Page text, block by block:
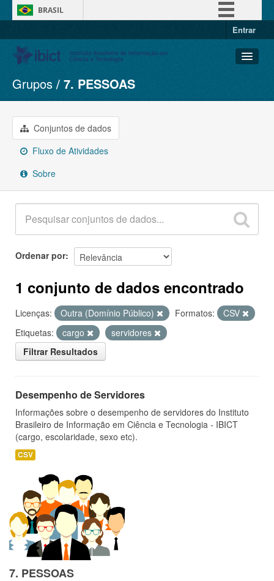
BRASIL
Entrar
Conjuntos de dados
Organizações
Grupos
Sobre
Grupos 7. PESSOAS
Conjuntos de dados
Fluxo de Atividades
Sobre
Ordenar por
1 conjunto de dados encontrado
Licenças: Outra (Domínio Público) Formatos:
CSV
Etiquetas:
cargo
servidores
Filtrar Resultados
Desempenho de Servidores
Informações sobre o desempenho de servidores do Instituto
Brasileiro de Informação em Ciência e Tecnologia - IBICT
(cargo, escolaridade, sexo etc).
CSV
7. PESSOAS